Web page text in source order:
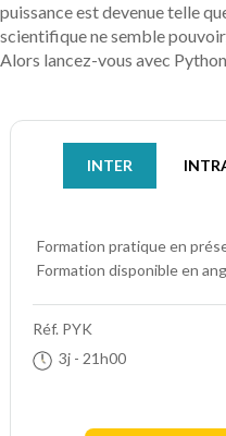
puissance est devenue telle
scientifique ne semble
Alors lancez-vous avec
INTER
Formation pratique en
Formation disponible en
Réf. PYK
3j - 21h00